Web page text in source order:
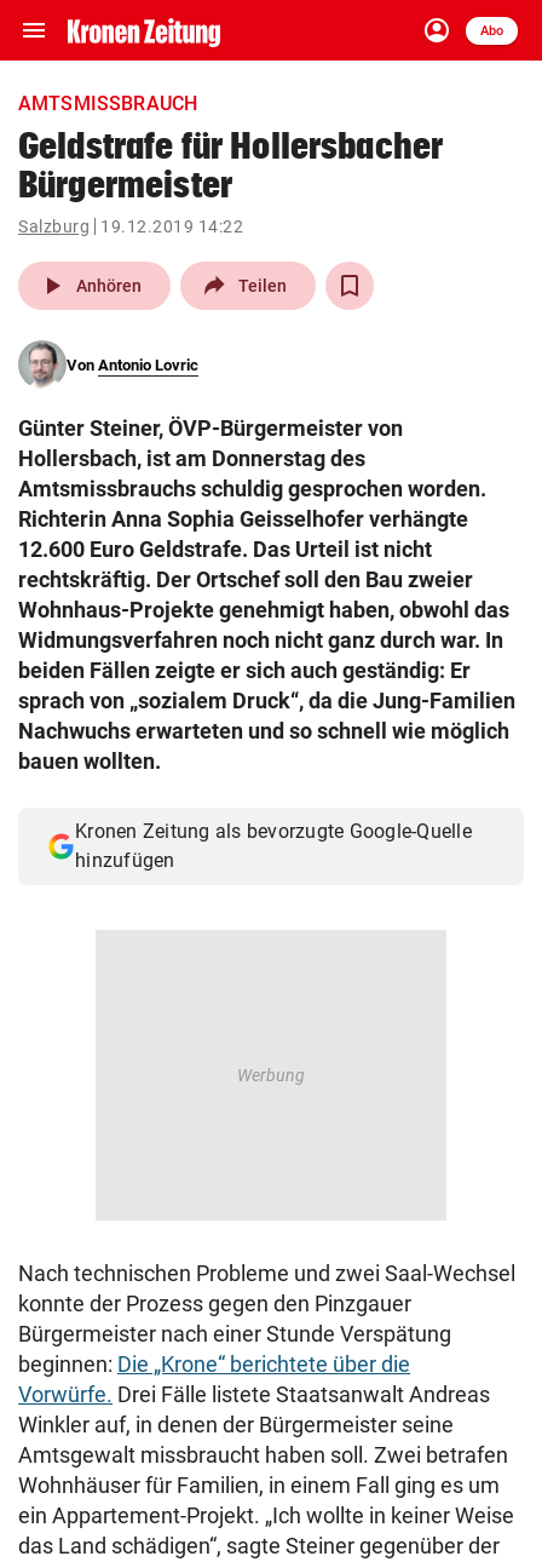
menu Navigation
ein-/ausklappen
account_circle
Anmelden
Abo
close Schließen
account_circle Anmelden
pin_drop
Wien arrow_right
search
eingeben
Muthgasse 2, 1190 Wien
AMTSMISSBRAUCH
Geldstrafe für Hollersbacher
Bürgermeister
Salzburg 19.12.2019 14:22
play_arrow Anhören Teilen
Von Antonio Lovric
Günter Steiner, ÖVP-Bürgermeister von
Hollersbach, ist am Donnerstag des
Amtsmissbrauchs schuldig gesprochen worden.
Richterin Anna Sophia Geisselhofer verhängte
12.600 Euro Geldstrafe. Das Urteil ist nicht
rechtskräftig. Der Ortschef soll den Bau zweier
Wohnhaus-Projekte genehmigt haben, obwohl das
Widmungsverfahren noch nicht ganz durch war. In
beiden Fällen zeigte er sich auch geständig: Er
sprach von „sozialem Druck“, da die Jung-Familien
Nachwuchs erwarteten und so schnell wie möglich
bauen wollten.
Kronen Zeitung als bevorzugte Google-Quelle
hinzufügen
Nach technischen Probleme und zwei Saal-Wechsel
konnte der Prozess gegen den Pinzgauer
Bürgermeister nach einer Stunde Verspätung
beginnen: Die „Krone“ berichtete über die
Vorwürfe. Drei Fälle listete Staatsanwalt Andreas
Winkler auf, in denen der Bürgermeister seine
Amtsgewalt missbraucht haben soll. Zwei betrafen
Wohnhäuser für Familien, in einem Fall ging es um
ein Appartement-Projekt. „Ich wollte in keiner Weise
das Land schädigen“, sagte Steiner gegenüber der